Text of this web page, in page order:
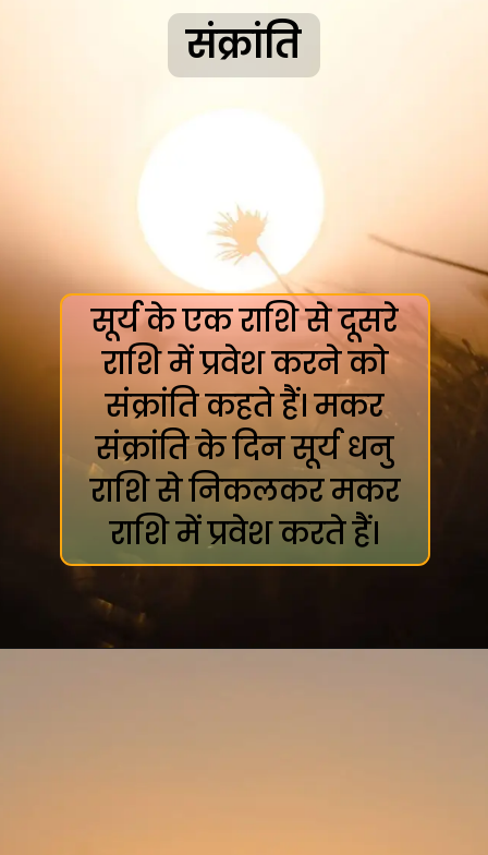
सूर्य के एक राशि से दूसरे
राशि में प्रवेश करने को
संक्रांति कहते हैं। मकर
संक्रांति के दिन सूर्य धनु
राशि से निकलकर मकर
राशि में प्रवेश करते हैं।
संक्रांति